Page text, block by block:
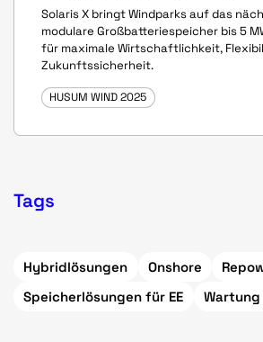
Solaris X bringt Windparks auf das
modulare Großbatteriespeicher bis 5
für maximale Wirtschaftlichkeit,
Zukunftssicherheit.
HUSUM WIND 2025
Tags
Hybridlösungen Onshore
Speicherlösungen für EE